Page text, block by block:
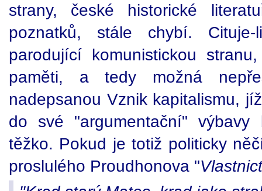
strany, české historické
poznatků, stále chybí.
parodující komunistickou
paměti, a tedy možná
nadepsanou Vznik kapitalismu,
do své "argumentační"
těžko. Pokud je totiž politicky
proslulého Proudhonova "